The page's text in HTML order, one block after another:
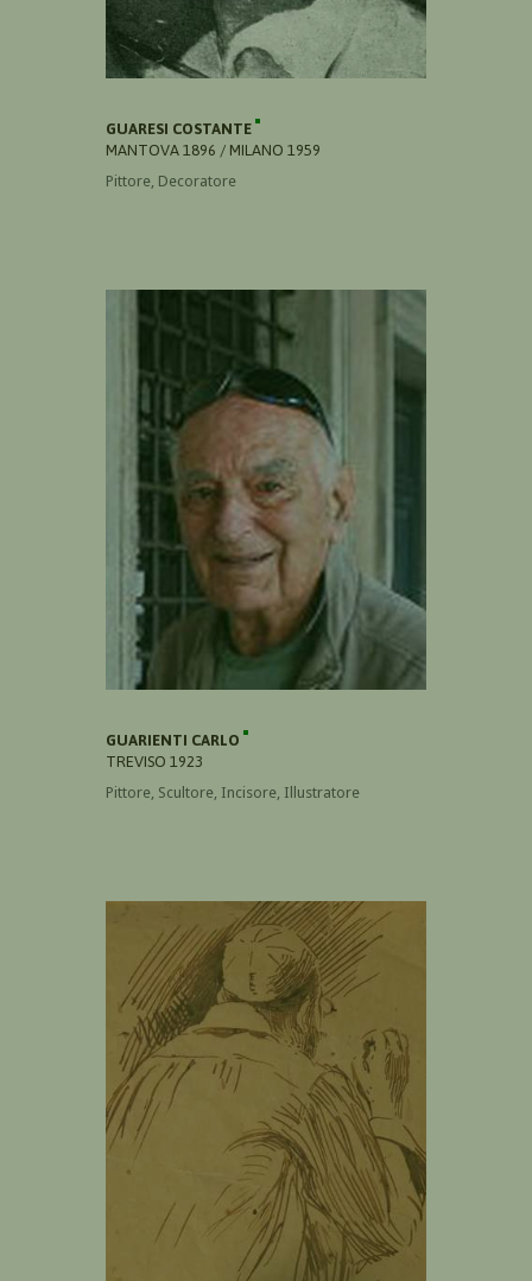
GUARESI COSTANTE
MANTOVA 1896 / MILANO 1959
Pittore, Decoratore
GUARIENTI CARLO
TREVISO 1923
Pittore, Scultore, Incisore, Illustratore